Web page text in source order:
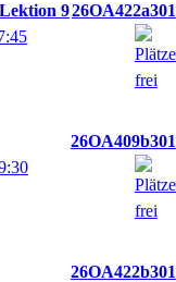
926OA422a301
26OA409b301
26OA422b301